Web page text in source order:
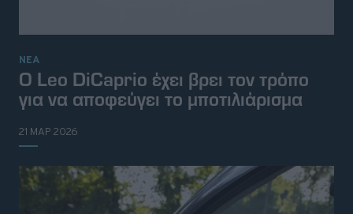
ΝΕΑ
Ο Leo DiCaprio έχει βρει τον τρόπο
για να αποφεύγει το μποτιλιάρισμα
21 ΜΑΡ 2026